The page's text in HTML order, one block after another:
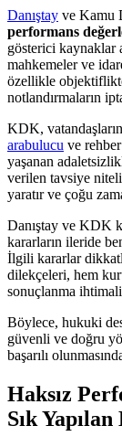
Danıştay ve Kamu
performans
gösterici kaynaklar
mahkemeler ve
özellikle
notlandırmaların
KDK,
arabulucu ve
yaşanan
verilen tavsiye
yaratır ve çoğu
Danıştay ve KDK
kararların ileride
İlgili kararlar
dilekçeleri, hem
sonuçlanma
Böylece, hukuki
güvenli ve doğru
başarılı
Haksız
Sık